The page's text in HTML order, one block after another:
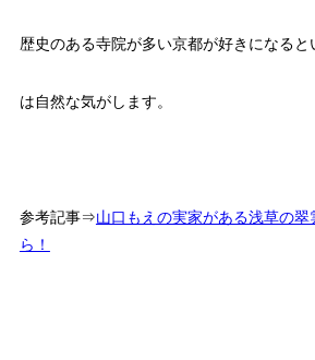
歴史のある寺院が多い京都が好きになると
は自然な気がします。
参考記事⇒山口もえの実家がある浅草の
ら！